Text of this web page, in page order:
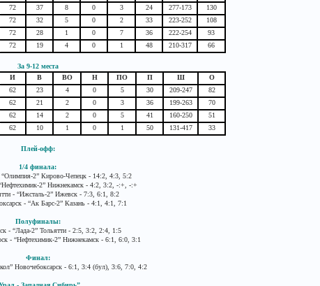
72 37 8 0 3 24 277-173
130
72 32 5 0 2 33 223-252
108
72 28 1 0 7 36 222-254
93
72 19 4 0 1 48 210-317 66
За 9-12 места
И В ВО Н ПО П Ш
О
62 23 4 0 5 30 209-247
82
62 21 2 0 3 36 199-263
70
62 14 2 0 5 41 160-250
51
62 10 1 0 1 50 131-417 33
Плей-офф:
1/4 финала:
2” Кирово-Чепецк - 14:2, 4:3, 5:2
“Нефтехимик-2” Нижнекамск - 4:2, 3:2, -:+, -:+
- “Ижсталь-2” Ижевск - 7:3, 6:1, 8:2
- “Ак Барс-2” Казань - 4:1, 4:1, 7:1
Полуфиналы:
- “Лада-2” Тольятти - 2:5, 3:2, 2:4, 1:5
- “Нефтехимик-2” Нижнекамск - 6:1, 6:0, 3:1
Финал:
Новочебоксарск - 6:1, 3:4 (бул), 3:6, 7:0, 4:2